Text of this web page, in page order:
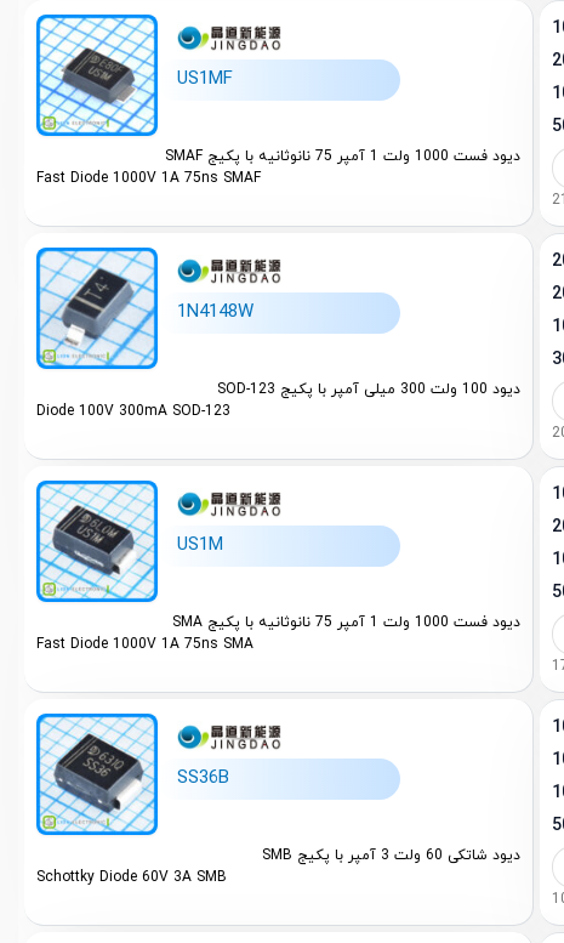
JUXING (4) SOD-123-2
SOD-123F-
SOD-
SOD-323 (18)
SOD-323F
SOD-923-2
SOD-923-3
SOT-23-3
SOT-23-6
SOT-26-6
SOT-143
SOT-323-
SOT-353
SOT-523-3
SOT-563-6
TO-220-2 (3)
TO-220-3
US1MF
دیود فست 1000 ولت 1 آمپر 75 نانوثانیه با پکیج SMAF
Fast Diode 1000V 1A 75ns SMAF
1N4148W
دیود 100 ولت 300 میلی آمپر با پکیج SOD-123
Diode 100V 300mA SOD-123
US1M
دیود فست 1000 ولت 1 آمپر 75 نانوثانیه با پکیج SMA
Fast Diode 1000V 1A 75ns SMA
SS36B
دیود شاتکی 60 ولت 3 آمپر با پکیج SMB
Schottky Diode 60V 3A SMB